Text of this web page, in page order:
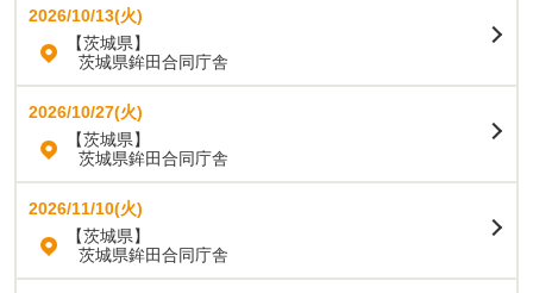
2026/10/13(火)
【茨城県】
茨城県鉾田合同庁舎
2026/10/27(火)
【茨城県】
茨城県鉾田合同庁舎
2026/11/10(火)
【茨城県】
茨城県鉾田合同庁舎